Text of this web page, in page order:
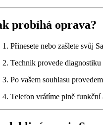
probíhá oprava?
Přinesete nebo zašlete svůj
Technik provede diagnostiku
Po vašem souhlasu
Telefon vrátíme plně funkční